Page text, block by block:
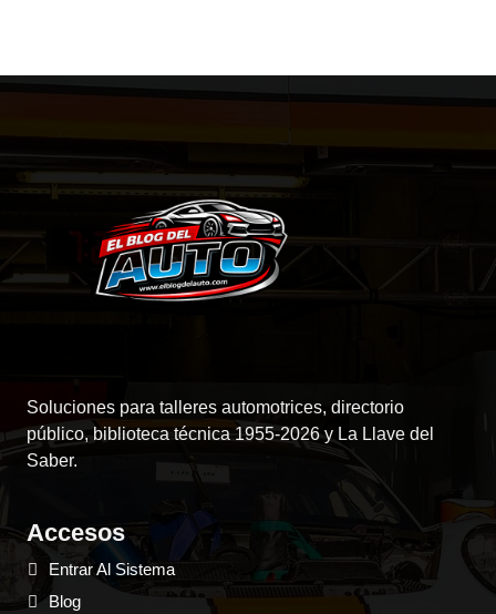
Soluciones para talleres automotrices, directorio
público, biblioteca técnica 1955-2026 y La Llave del
Saber.
Accesos
Entrar Al Sistema
Blog